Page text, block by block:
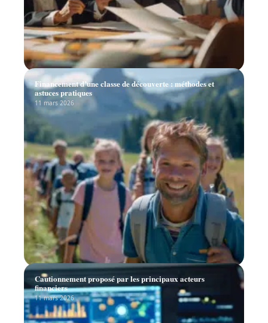
Financement d’une classe de découverte : méthodes et
astuces pratiques
11 mars 2026
Cautionnement proposé par les principaux acteurs
financiers
11 mars 2026